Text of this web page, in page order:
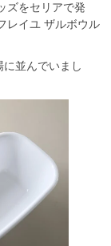
ズをセリアで発
レイユ ザルボウル
並んでいまし